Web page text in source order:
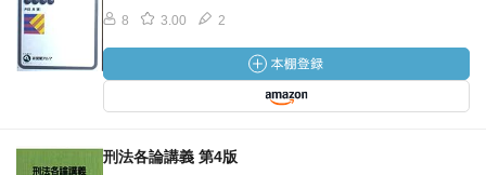
8 3.00 2
刑法各論講義 第4版